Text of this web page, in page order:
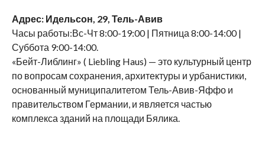
Адрес: Идельсон, 29, Тель-Авив
Часы работы:Вс-Чт 8:00-19:00 | Пятница 8:00-14:00 |
Суббота 9:00-14:00.
«Бейт-Либлинг» ( Liebling Haus) — это культурный центр
по вопросам сохранения, архитектуры и урбанистики,
основанный муниципалитетом Тель-Авив-Яффо и
правительством Германии, и является частью
комплекса зданий на площади Бялика.